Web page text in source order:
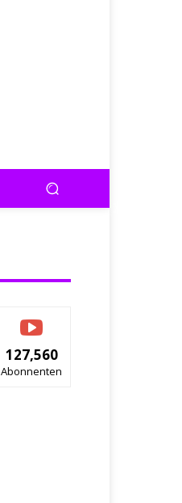
127,560
Abonnenten